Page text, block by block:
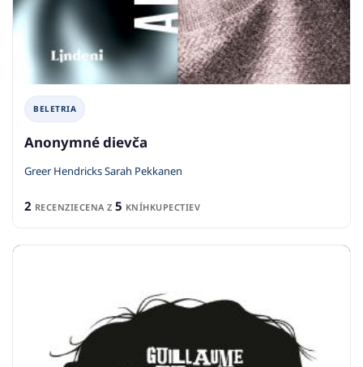
BELETRIA
Anonymné dievča
Greer Hendricks Sarah Pekkanen
2 RECENZIECENA Z 5 KNÍHKUPECTIEV